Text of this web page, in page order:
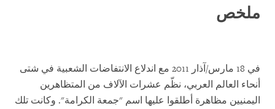
ملخص
في 18 مارس/آذار 2011 مع اندلاع الانتفاضات الشعبية في شتى
أنحاء العالم العربي، نظّم عشرات الآلاف من المتظاهرين
اليمنيين مظاهرة أطلقوا عليها اسم "جمعة الكرامة". وكانت تلك